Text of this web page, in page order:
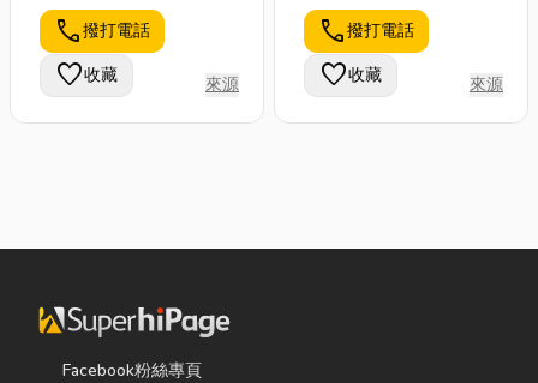
磚｜專業生產 ×
小量客製 ▸ 手切
冰淇淋｜職人風
味 × 經典手工 ▸
雪花冰機｜優質
幫助打造專屬冰
預約參觀與試吃
? 0915-335-
303｜Line:
call撥打電話
favorite收藏 來源
call撥打電話
favorite收藏 來源
Facebook粉絲專頁